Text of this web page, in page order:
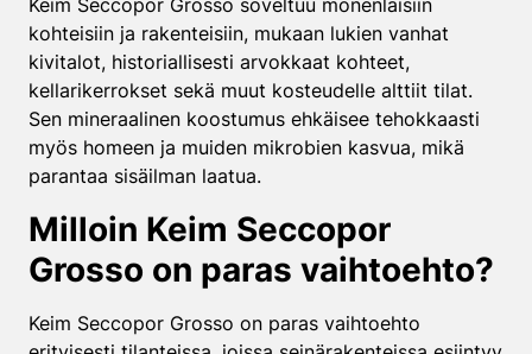
Keim Seccopor Grosso soveltuu monenlaisiin
kohteisiin ja rakenteisiin, mukaan lukien vanhat
kivitalot, historiallisesti arvokkaat kohteet,
kellarikerrokset sekä muut kosteudelle alttiit tilat.
Sen mineraalinen koostumus ehkäisee tehokkaasti
myös homeen ja muiden mikrobien kasvua, mikä
parantaa sisäilman laatua.
Milloin Keim Seccopor
Grosso on paras vaihtoehto?
Keim Seccopor Grosso on paras vaihtoehto